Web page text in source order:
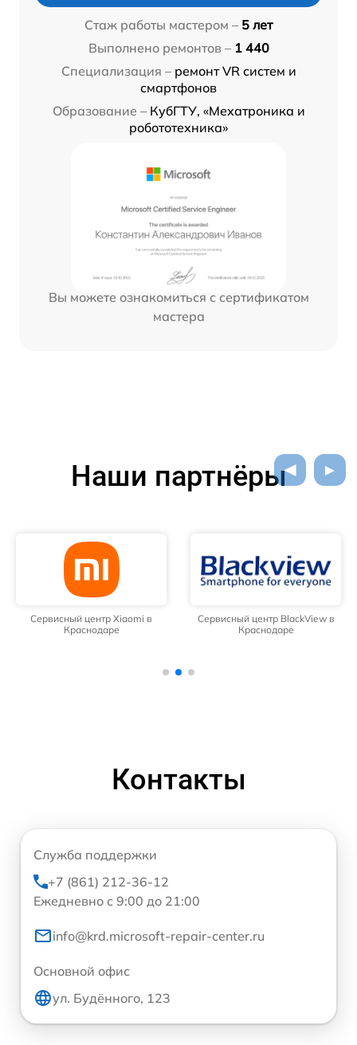
Стаж работы мастером – 5 лет
Выполнено ремонтов – 1 440
Специализация – ремонт VR систем и
смартфонов
Образование – КубГТУ, «Мехатроника и
робототехника»
Вы можете ознакомиться с сертификатом
мастера
Наши партнёры
Сервисный центр Xiaomi в
Краснодаре
Сервисный центр BlackView в
Краснодаре
Контакты
Служба поддержки
+7 (861) 212-36-12
Ежедневно с 9:00 до 21:00
info@krd.microsoft-repair-center.ru
Основной офис
ул. Будённого, 123